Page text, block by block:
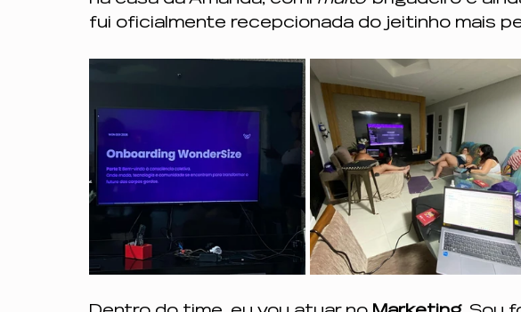
Profissionalismo e Escuta gordofobia opressão
comportamento
fui oficialmente recepcionada do jeitinho mais